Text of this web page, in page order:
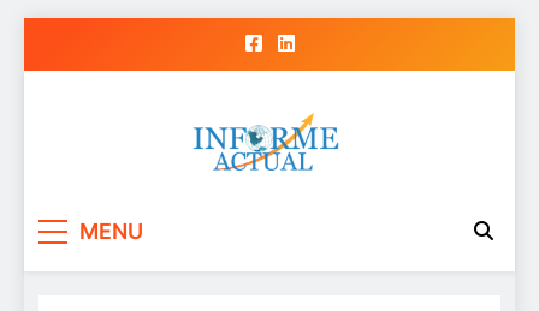
MENU